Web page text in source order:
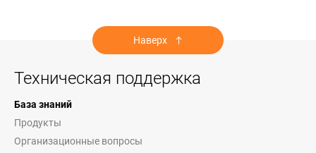
Наверх
Техническая поддержка
База знаний
Продукты
Организационные вопросы